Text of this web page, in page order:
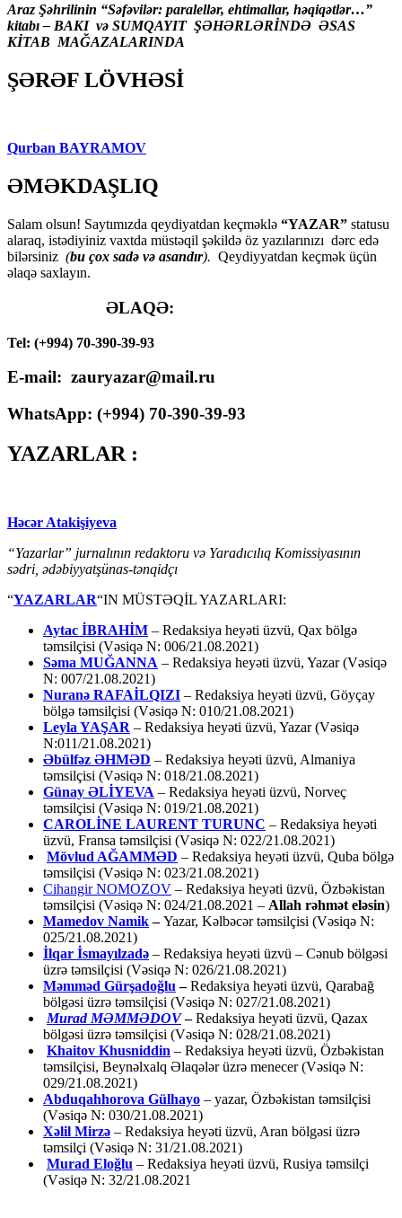
Araz Şəhrilinin “Səfəvilər: paralellər, ehtimallar, həqiqətlər…”
kitabı – BAKI və SUMQAYIT ŞƏHƏRLƏRİNDƏ ƏSAS
KİTAB MAĞAZALARINDA
ŞƏRƏF LÖVHƏSİ
Qurban BAYRAMOV
ƏMƏKDAŞLIQ
Salam olsun! Saytımızda qeydiyatdan keçməklə “YAZAR” statusu
alaraq, istədiyiniz vaxtda müstəqil şəkildə öz yazılarınızı dərc edə
bilərsiniz (bu çox sadə və asandır). Qeydiyyatdan keçmək üçün
əlaqə saxlayın.
ƏLAQƏ:
Tel: (+994) 70-390-39-93
E-mail: zauryazar@mail.ru
WhatsApp: (+994) 70-390-39-93
YAZARLAR :
Həcər Atakişiyeva
“Yazarlar” jurnalının redaktoru və Yaradıcılıq Komissiyasının
sədri, ədəbiyyatşünas-tənqidçı
“YAZARLAR“IN MÜSTƏQİL YAZARLARI:
Aytac İBRAHİM – Redaksiya heyəti üzvü, Qax bölgə
təmsilçisi (Vəsiqə N: 006/21.08.2021)
Səma MUĞANNA – Redaksiya heyəti üzvü, Yazar (Vəsiqə
N: 007/21.08.2021)
Nuranə RAFAİLQIZI – Redaksiya heyəti üzvü, Göyçay
bölgə təmsilçisi (Vəsiqə N: 010/21.08.2021)
Leyla YAŞAR – Redaksiya heyəti üzvü, Yazar (Vəsiqə
N:011/21.08.2021)
Əbülfəz ƏHMƏD – Redaksiya heyəti üzvü, Almaniya
təmsilçisi (Vəsiqə N: 018/21.08.2021)
Günay ƏLİYEVA – Redaksiya heyəti üzvü, Norveç
təmsilçisi (Vəsiqə N: 019/21.08.2021)
CAROLİNE LAURENT TURUNC – Redaksiya heyəti
üzvü, Fransa təmsilçisi (Vəsiqə N: 022/21.08.2021)
Mövlud AĞAMMƏD – Redaksiya heyəti üzvü, Quba bölgə
təmsilçisi (Vəsiqə N: 023/21.08.2021)
Cihangir NOMOZOV – Redaksiya heyəti üzvü, Özbəkistan
təmsilçisi (Vəsiqə N: 024/21.08.2021 – Allah rəhmət eləsin)
Mamedov Namik–Yazar, Kəlbəcər təmsilçisi (Vəsiqə N:
025/21.08.2021)
İlqar İsmayılzadə – Redaksiya heyəti üzvü – Cənub bölgəsi
üzrə təmsilçisi (Vəsiqə N: 026/21.08.2021)
Məmməd Gürşadoğlu –Redaksiya heyəti üzvü, Qarabağ
bölgəsi üzrə təmsilçisi (Vəsiqə N: 027/21.08.2021)
Murad MƏMMƏDOV –Redaksiya heyəti üzvü, Qazax
bölgəsi üzrə təmsilçisi (Vəsiqə N: 028/21.08.2021)
Khaitov Khusniddin – Redaksiya heyəti üzvü, Özbəkistan
təmsilçisi, Beynəlxalq Əlaqələr üzrə menecer (Vəsiqə N:
029/21.08.2021)
Abduqahhorova Gülhayo – yazar, Özbəkistan təmsilçisi
(Vəsiqə N: 030/21.08.2021)
Xəlil Mirzə – Redaksiya heyəti üzvü, Aran bölgəsi üzrə
təmsilçi (Vəsiqə N: 31/21.08.2021)
Murad Eloğlu – Redaksiya heyəti üzvü, Rusiya təmsilçi
(Vəsiqə N: 32/21.08.2021